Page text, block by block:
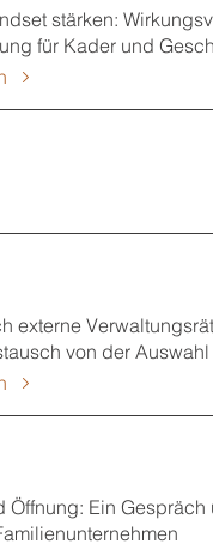
stärken:
für Kader und
externe
von der
Öffnung: Ein Gespräch